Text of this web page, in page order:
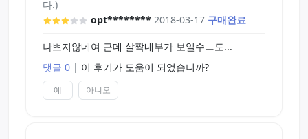
다.)
opt******** 2018-03-17 구매완료
나쁘지않네여 근데 살짝내부가 보일수ㅡ도...
댓글 0 | 이 후기가 도움이 되었습니까?
예 아니오